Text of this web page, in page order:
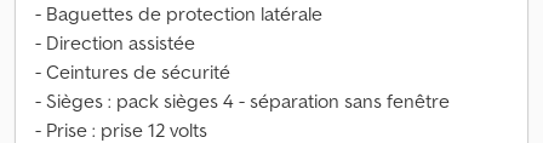
- Baguettes de protection latérale
- Direction assistée
- Ceintures de sécurité
- Sièges : pack sièges 4 - séparation sans fenêtre
- Prise : prise 12 volts